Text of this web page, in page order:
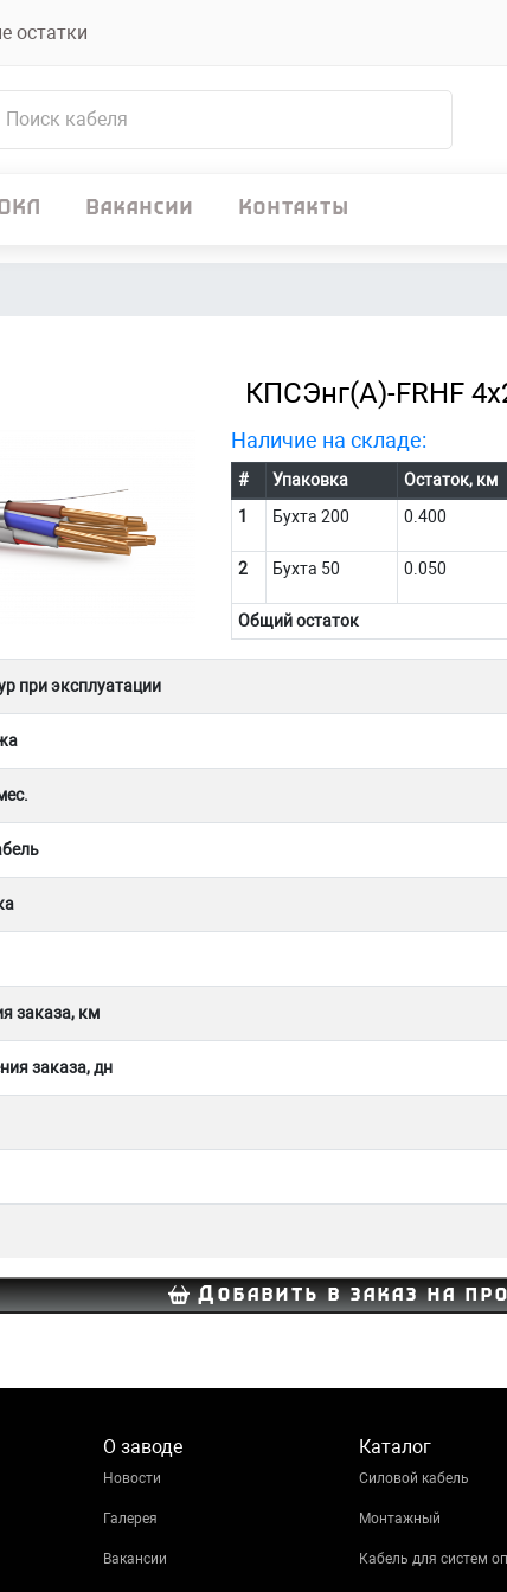
остатки
Вакансии Контакты
КПСЭнг(А)-FRHF
Наличие на складе:
# Упаковка Остаток, км
1
Бухта 200 0.400
2 Бухта 50 0.050
Общий остаток
при эксплуатации
заказа, км
заказа, дн
Добавить в заказ на
О заводе
Новости
Галерея
Вакансии
Каталог
Силовой кабель
Монтажный
Кабель для систем